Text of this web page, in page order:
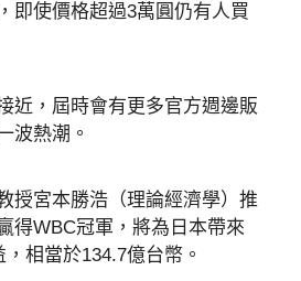
即使價格超過3萬圓仍有人買
近，屆時會有更多官方週邊販
波熱潮。
授宮本勝浩（理論經濟學）推
得WBC冠軍，將為日本帶來
相當於134.7億台幣。